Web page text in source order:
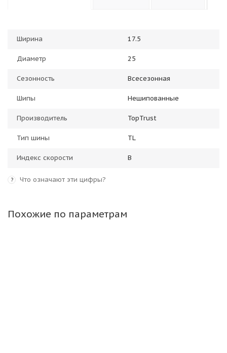
Ширина 17.5
Диаметр 25
Сезонность Всесезонная
Шипы Нешипованные
Производитель TopTrust
Тип шины TL
Индекс скорости B
? Что означают эти цифры?
Похожие по параметрам